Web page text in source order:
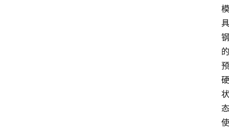
模
具
钢
的
预
硬
状
态
使